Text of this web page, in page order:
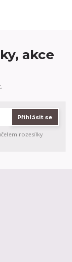
akce
Přihlásit se
rozesílky